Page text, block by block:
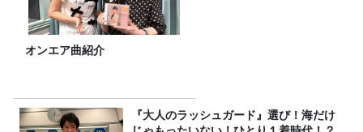
オンエア曲紹介
『大人のラッシュガード』選び！海だけ